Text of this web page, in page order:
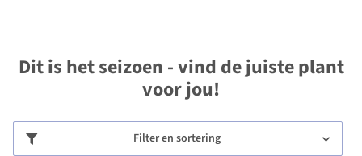
Dit is het seizoen - vind de juiste plant
voor jou!
Filter en sortering